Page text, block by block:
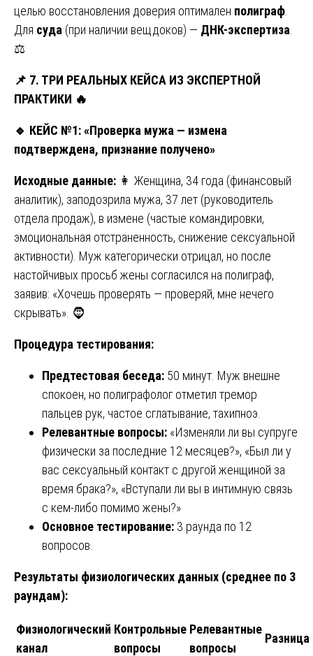
целью восстановления доверия оптимален полиграф
Для суда (при наличии вещдоков) — ДНК-экспертиза
⚖️
📌 7. ТРИ РЕАЛЬНЫХ КЕЙСА ИЗ ЭКСПЕРТНОЙ
ПРАКТИКИ 🔥
🔹 КЕЙС №1: «Проверка мужа — измена
подтверждена, признание получено»
Исходные данные: 👩 Женщина, 34 года (финансовый
аналитик), заподозрила мужа, 37 лет (руководитель
отдела продаж), в измене (частые командировки,
эмоциональная отстраненность, снижение сексуальной
активности). Муж категорически отрицал, но после
настойчивых просьб жены согласился на полиграф,
заявив: «Хочешь проверять — проверяй, мне нечего
скрывать». 🧔
Процедура тестирования:
Предтестовая беседа: 50 минут. Муж внешне
спокоен, но полиграфолог отметил тремор
пальцев рук, частое сглатывание, тахипноэ.
Релевантные вопросы: «Изменяли ли вы супруге
физически за последние 12 месяцев?», «Был ли у
вас сексуальный контакт с другой женщиной за
время брака?», «Вступали ли вы в интимную связь
с кем-либо помимо жены?»
Основное тестирование: 3 раунда по 12
вопросов.
Результаты физиологических данных (среднее по 3
раундам):
Физиологический
канал
Контрольные
вопросы
Релевантные
вопросы
Разница